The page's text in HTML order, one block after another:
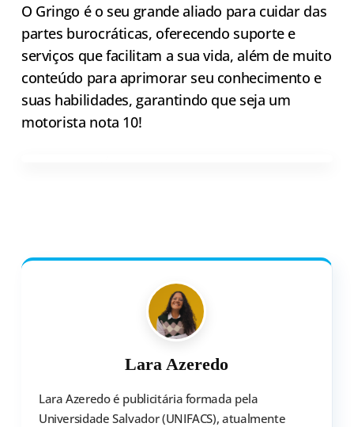
O Gringo é o seu grande aliado para cuidar das
partes burocráticas, oferecendo suporte e
serviços que facilitam a sua vida, além de muito
conteúdo para aprimorar seu conhecimento e
suas habilidades, garantindo que seja um
motorista nota 10!
Lara Azeredo
Lara Azeredo é publicitária formada pela
Universidade Salvador (UNIFACS), atualmente